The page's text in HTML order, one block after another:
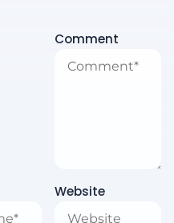
Comment
Website